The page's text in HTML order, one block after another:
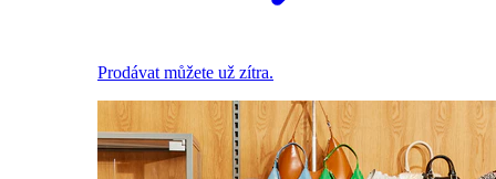
Prodávat můžete už zítra.